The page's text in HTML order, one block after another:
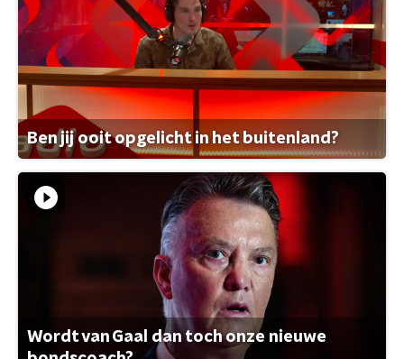
Ben jij ooit opgelicht in het buitenland?
Wordt van Gaal dan toch onze nieuwe